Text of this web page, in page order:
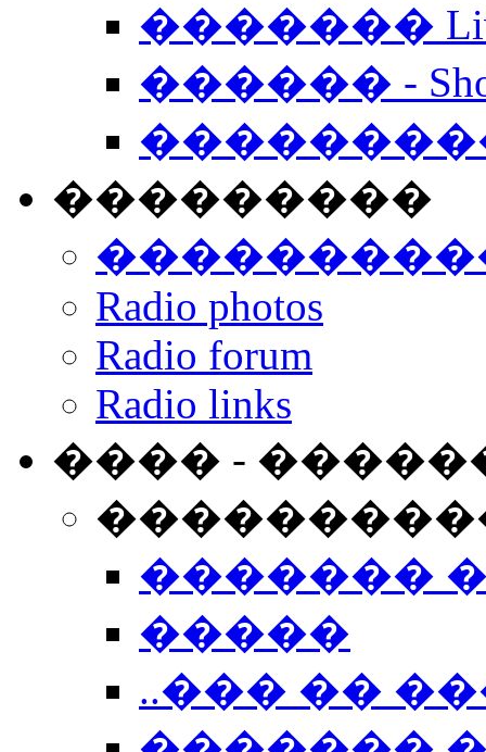
�������
������ -
���������
Radio photos
Radio forum
Radio links
���� -
�������
�����
..��� ��